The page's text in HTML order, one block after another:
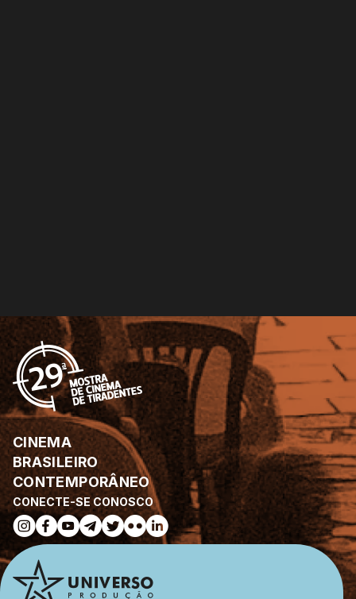
CONECTE-SE CONOSCO
CINEMA
BRASILEIRO
CONTEMPORÂNEO